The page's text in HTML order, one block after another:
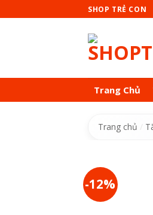
to
SHOP TRẺ CON
Trang Chủ
Trang chủ
-12%